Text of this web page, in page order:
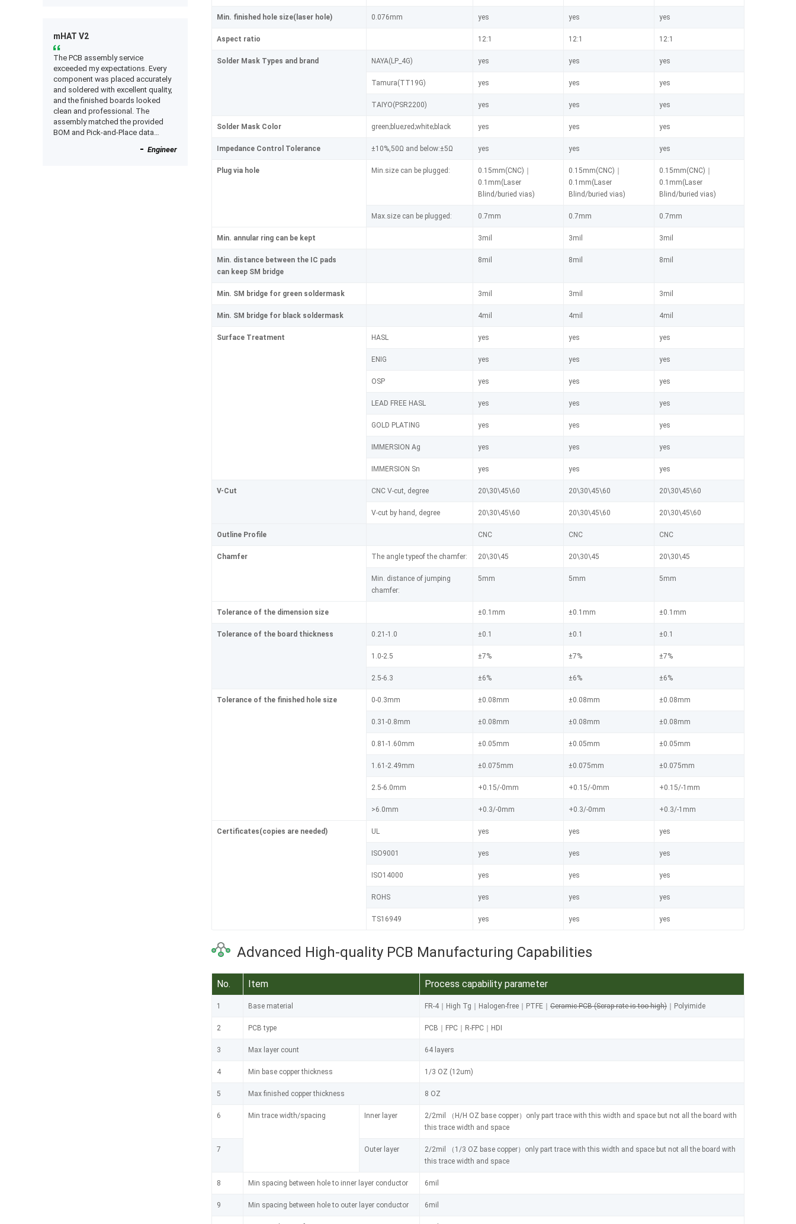
Min. finished hole size(laser hole) 0.076mm yes yes yes
Aspect ratio 12:1 12:1 12:1
Solder Mask Types and brand NAYA(LP_4G) yes yes yes
Tamura(TT19G) yes yes yes
TAIYO(PSR2200) yes yes yes
Solder Mask Color green;blue;red;white;black yes yes yes
Impedance Control Tolerance ±10%,50Ω and below:±5Ω yes yes yes
Plug via hole Min.size can be plugged:
0.15mm(CNC)｜
0.1mm(Laser
Blind/buried vias)
0.15mm(CNC)｜
0.1mm(Laser
Blind/buried vias)
0.15mm(CNC)｜
0.1mm(Laser
Blind/buried vias)
Max.size can be plugged: 0.7mm 0.7mm 0.7mm
Min. annular ring can be kept 3mil 3mil 3mil
Min. distance between the IC pads
can keep SM bridge
8mil 8mil 8mil
Min. SM bridge for green soldermask 3mil 3mil 3mil
Min. SM bridge for black soldermask 4mil 4mil 4mil
Surface Treatment HASL yes yes yes
ENIG yes yes yes
OSP yes yes yes
LEAD FREE HASL yes yes yes
GOLD PLATING yes yes yes
IMMERSION Ag yes yes yes
IMMERSION Sn yes yes yes
V-Cut CNC V-cut, degree 20\30\45\60 20\30\45\60 20\30\45\60
V-cut by hand, degree 20\30\45\60 20\30\45\60 20\30\45\60
Outline Profile CNC CNC CNC
Chamfer The angle typeof the chamfer: 20\30\45 20\30\45 20\30\45
Min. distance of jumping
chamfer:
5mm 5mm 5mm
Tolerance of the dimension size ±0.1mm ±0.1mm ±0.1mm
Tolerance of the board thickness 0.21-1.0 ±0.1 ±0.1 ±0.1
1.0-2.5 ±7% ±7% ±7%
2.5-6.3 ±6% ±6% ±6%
Tolerance of the finished hole size 0-0.3mm ±0.08mm ±0.08mm ±0.08mm
0.31-0.8mm ±0.08mm ±0.08mm ±0.08mm
0.81-1.60mm ±0.05mm ±0.05mm ±0.05mm
1.61-2.49mm ±0.075mm ±0.075mm ±0.075mm
2.5-6.0mm +0.15/-0mm +0.15/-0mm +0.15/-1mm
>6.0mm +0.3/-0mm +0.3/-0mm +0.3/-1mm
Certificates(copies are needed) UL yes yes yes
ISO9001 yes yes yes
ISO14000 yes yes yes
ROHS yes yes yes
TS16949 yes yes yes
Advanced High-quality PCB Manufacturing Capabilities
No. Item Process capability parameter
1 Base material FR-4｜High Tg｜Halogen-free｜PTFE｜ Ceramic PCB (Scrap rate is too high) ｜Polyimide
2 PCB type PCB｜FPC｜R-FPC｜HDI
3 Max layer count 64 layers
4 Min base copper thickness 1/3 OZ (12um)
5 Max finished copper thickness 8 OZ
6 Min trace width/spacing Inner layer
2/2mil （H/H OZ base copper）only part trace with this width and space but not all the board with
this trace width and space
7 Outer layer
2/2mil （1/3 OZ base copper）only part trace with this width and space but not all the board with
this trace width and space
8 Min spacing between hole to inner layer conductor 6mil
9 Min spacing between hole to outer layer conductor 6mil
mHAT V2
The PCB assembly service
exceeded my expectations. Every
component was placed accurately
and soldered with excellent quality,
and the finished boards looked
clean and professional. The
assembly matched the provided
BOM and Pick-and-Place data
expected after receiving the boards.
Engineer